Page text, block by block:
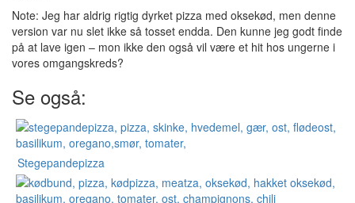
Note: Jeg har aldrig rigtig dyrket pizza med oksekød, men denne
version var nu slet ikke så tosset endda. Den kunne jeg godt finde
på at lave igen – mon ikke den også vil være et hit hos ungerne i
vores omgangskreds?
Se også:
Stegepandepizza